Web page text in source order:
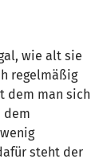
wie alt sie
regelmäßig
dem man sich
dem
steht der